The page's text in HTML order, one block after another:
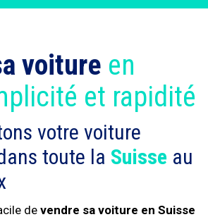
voiture en
et rapidité
votre voiture
toute la Suisse au
de vendre sa voiture en Suisse